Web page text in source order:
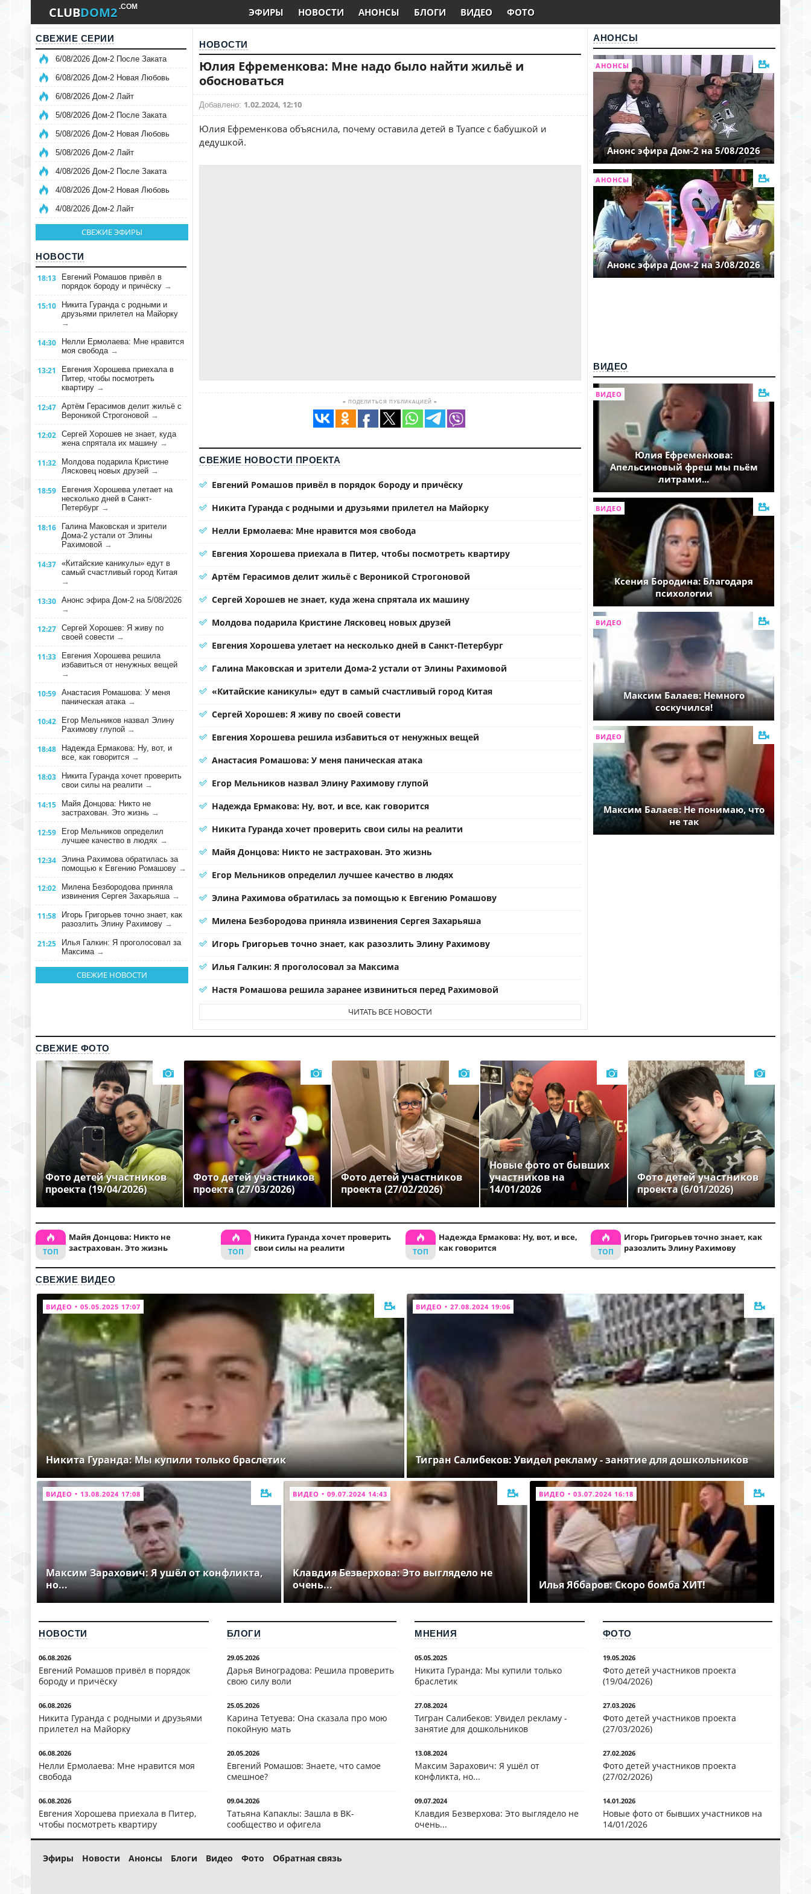
CLUBDOM2 .COM ЭФИРЫ НОВОСТИ АНОНСЫ БЛОГИ ВИДЕО ФОТО
СВЕЖИЕ СЕРИИ
6/08/2026 Дом-2 После Заката
6/08/2026 Дом-2 Новая Любовь
6/08/2026 Дом-2 Лайт
5/08/2026 Дом-2 После Заката
5/08/2026 Дом-2 Новая Любовь
5/08/2026 Дом-2 Лайт
4/08/2026 Дом-2 После Заката
4/08/2026 Дом-2 Новая Любовь
4/08/2026 Дом-2 Лайт
СВЕЖИЕ ЭФИРЫ
НОВОСТИ
18:13
Евгений Ромашов привёл в
порядок бороду и причёску →
15:10
Никита Гуранда с родными и
друзьями прилетел на Майорку
→
14:30
Нелли Ермолаева: Мне нравится
моя свобода →
13:21
Евгения Хорошева приехала в
Питер, чтобы посмотреть
квартиру →
12:47 Артём Герасимов делит жильё с
Вероникой Строгоновой →
12:02 Сергей Хорошев не знает, куда
жена спрятала их машину →
11:32
Молдова подарила Кристине
Лясковец новых друзей →
18:59
Евгения Хорошева улетает на
несколько дней в Санкт-
Петербург →
18:16
Галина Маковская и зрители
Дома-2 устали от Элины
Рахимовой →
14:37 «Китайские каникулы» едут в
самый счастливый город Китая
→
13:30 Анонс эфира Дом-2 на 5/08/2026
→
12:27 Сергей Хорошев: Я живу по
своей совести →
11:33
Евгения Хорошева решила
избавиться от ненужных вещей
→
10:59 Анастасия Ромашова: У меня
паническая атака →
10:42
Егор Мельников назвал Элину
Рахимову глупой →
18:48
Надежда Ермакова: Ну, вот, и
все, как говорится →
18:03
Никита Гуранда хочет проверить
свои силы на реалити →
14:15
Майя Донцова: Никто не
застрахован. Это жизнь →
12:59
Егор Мельников определил
лучшее качество в людях →
12:34
Элина Рахимова обратилась за
помощью к Евгению Ромашову →
12:02
Милена Безбородова приняла
извинения Сергея Захарьяша →
11:58
Игорь Григорьев точно знает, как
разозлить Элину Рахимову →
21:25
Илья Галкин: Я проголосовал за
Максима →
СВЕЖИЕ НОВОСТИ
НОВОСТИ
Юлия Ефременкова: Мне надо было найти жильё и
обосноваться
Добавлено: 1.02.2024, 12:10
Юлия Ефременкова объяснила, почему оставила детей в Туапсе с бабушкой и
дедушкой.
≡ ПОДЕЛИТЬСЯ ПУБЛИКАЦИЕЙ ≡
СВЕЖИЕ НОВОСТИ ПРОЕКТА
Евгений Ромашов привёл в порядок бороду и причёску
Никита Гуранда с родными и друзьями прилетел на Майорку
Нелли Ермолаева: Мне нравится моя свобода
Евгения Хорошева приехала в Питер, чтобы посмотреть квартиру
Артём Герасимов делит жильё с Вероникой Строгоновой
Сергей Хорошев не знает, куда жена спрятала их машину
Молдова подарила Кристине Лясковец новых друзей
Евгения Хорошева улетает на несколько дней в Санкт-Петербург
Галина Маковская и зрители Дома-2 устали от Элины Рахимовой
«Китайские каникулы» едут в самый счастливый город Китая
Сергей Хорошев: Я живу по своей совести
Евгения Хорошева решила избавиться от ненужных вещей
Анастасия Ромашова: У меня паническая атака
Егор Мельников назвал Элину Рахимову глупой
Надежда Ермакова: Ну, вот, и все, как говорится
Никита Гуранда хочет проверить свои силы на реалити
Майя Донцова: Никто не застрахован. Это жизнь
Егор Мельников определил лучшее качество в людях
Элина Рахимова обратилась за помощью к Евгению Ромашову
Милена Безбородова приняла извинения Сергея Захарьяша
Игорь Григорьев точно знает, как разозлить Элину Рахимову
Илья Галкин: Я проголосовал за Максима
Настя Ромашова решила заранее извиниться перед Рахимовой
ЧИТАТЬ ВСЕ НОВОСТИ
АНОНСЫ
АНОНСЫ
Анонс эфира Дом-2 на 5/08/2026
АНОНСЫ
Анонс эфира Дом-2 на 3/08/2026
ВИДЕО
ВИДЕО
Юлия Ефременкова:
Апельсиновый фреш мы пьём
литрами...
ВИДЕО
Ксения Бородина: Благодаря
психологии
ВИДЕО
Максим Балаев: Немного
соскучился!
ВИДЕО
Максим Балаев: Не понимаю, что
не так
СВЕЖИЕ ФОТО
Фото детей участников
проекта (19/04/2026)
Фото детей участников
проекта (27/03/2026)
Фото детей участников
проекта (27/02/2026)
Новые фото от бывших
участников на
14/01/2026
Фото детей участников
проекта (6/01/2026)
Майя Донцова: Никто не
застрахован. Это жизнь
Никита Гуранда хочет проверить
свои силы на реалити
Надежда Ермакова: Ну, вот, и все,
как говорится
Игорь Григорьев точно знает, как
разозлить Элину Рахимову
СВЕЖИЕ ВИДЕО
ВИДЕО • 05.05.2025 17:07
Никита Гуранда: Мы купили только браслетик
ВИДЕО • 27.08.2024 19:06
Тигран Салибеков: Увидел рекламу - занятие для дошкольников
ВИДЕО • 13.08.2024 17:08
Максим Зарахович: Я ушёл от конфликта,
но...
ВИДЕО • 09.07.2024 14:43
Клавдия Безверхова: Это выглядело не
очень...
ВИДЕО • 03.07.2024 16:18
Илья Яббаров: Скоро бомба ХИТ!
НОВОСТИ
06.08.2026
Евгений Ромашов привёл в порядок
бороду и причёску
06.08.2026
Никита Гуранда с родными и друзьями
прилетел на Майорку
06.08.2026
Нелли Ермолаева: Мне нравится моя
свобода
06.08.2026
Евгения Хорошева приехала в Питер,
чтобы посмотреть квартиру
БЛОГИ
29.05.2026
Дарья Виноградова: Решила проверить
свою силу воли
25.05.2026
Карина Тетуева: Она сказала про мою
покойную мать
20.05.2026
Евгений Ромашов: Знаете, что самое
смешное?
09.04.2026
Татьяна Капаклы: Зашла в ВК-
сообщество и офигела
МНЕНИЯ
05.05.2025
Никита Гуранда: Мы купили только
браслетик
27.08.2024
Тигран Салибеков: Увидел рекламу -
занятие для дошкольников
13.08.2024
Максим Зарахович: Я ушёл от
конфликта, но...
09.07.2024
Клавдия Безверхова: Это выглядело не
очень...
ФОТО
19.05.2026
Фото детей участников проекта
(19/04/2026)
27.03.2026
Фото детей участников проекта
(27/03/2026)
27.02.2026
Фото детей участников проекта
(27/02/2026)
14.01.2026
Новые фото от бывших участников на
14/01/2026
Эфиры Новости Анонсы Блоги Видео Фото Обратная связь